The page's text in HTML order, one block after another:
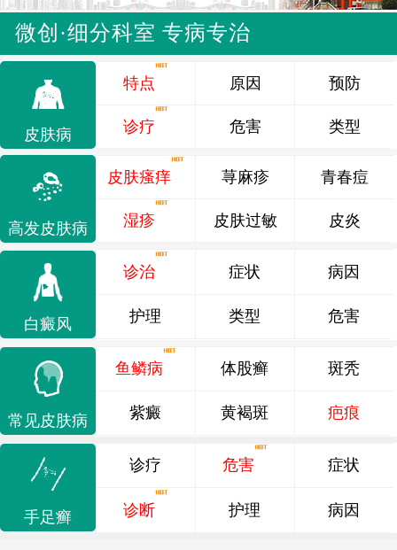
微创·细分科室 专病专治
皮肤病
特点
诊疗
原因
危害
预防
类型
高发皮肤病
皮肤瘙痒
湿疹
荨麻疹
皮肤过敏
青春痘
皮炎
白癜风
诊治 症状 病因
护理 类型 危害
常见皮肤病
鱼鳞病 体股癣 斑秃
紫癜 黄褐斑 疤痕
手足癣
诊疗 危害 症状
诊断 护理 病因